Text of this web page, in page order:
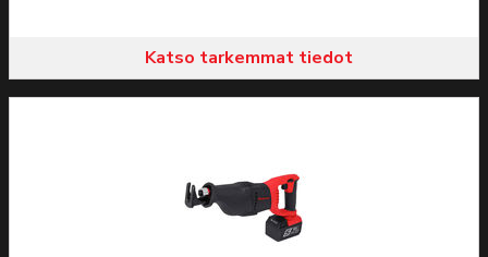
Katso tarkemmat tiedot